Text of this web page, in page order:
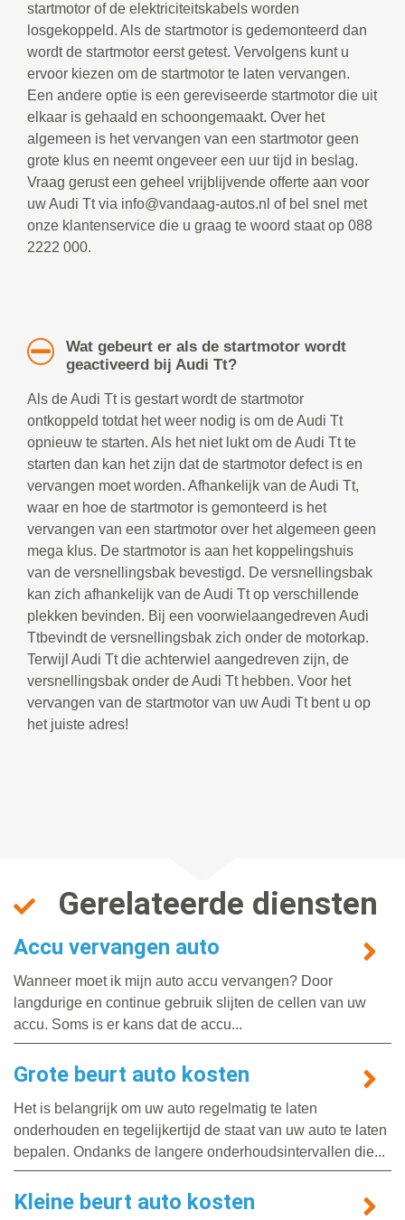
startmotor of de elektriciteitskabels worden
losgekoppeld. Als de startmotor is gedemonteerd dan
wordt de startmotor eerst getest. Vervolgens kunt u
ervoor kiezen om de startmotor te laten vervangen.
Een andere optie is een gereviseerde startmotor die uit
elkaar is gehaald en schoongemaakt. Over het
algemeen is het vervangen van een startmotor geen
grote klus en neemt ongeveer een uur tijd in beslag.
Vraag gerust een geheel vrijblijvende offerte aan voor
uw Audi Tt via info@vandaag-autos.nl of bel snel met
onze klantenservice die u graag te woord staat op 088
2222 000.
Wat gebeurt er als de startmotor wordt
geactiveerd bij Audi Tt?
Als de Audi Tt is gestart wordt de startmotor
ontkoppeld totdat het weer nodig is om de Audi Tt
opnieuw te starten. Als het niet lukt om de Audi Tt te
starten dan kan het zijn dat de startmotor defect is en
vervangen moet worden. Afhankelijk van de Audi Tt,
waar en hoe de startmotor is gemonteerd is het
vervangen van een startmotor over het algemeen geen
mega klus. De startmotor is aan het koppelingshuis
van de versnellingsbak bevestigd. De versnellingsbak
kan zich afhankelijk van de Audi Tt op verschillende
plekken bevinden. Bij een voorwielaangedreven Audi
Ttbevindt de versnellingsbak zich onder de motorkap.
Terwijl Audi Tt die achterwiel aangedreven zijn, de
versnellingsbak onder de Audi Tt hebben. Voor het
vervangen van de startmotor van uw Audi Tt bent u op
het juiste adres!
Gerelateerde diensten
Accu vervangen auto
Wanneer moet ik mijn auto accu vervangen? Door
langdurige en continue gebruik slijten de cellen van uw
accu. Soms is er kans dat de accu...
Grote beurt auto kosten
Het is belangrijk om uw auto regelmatig te laten
onderhouden en tegelijkertijd de staat van uw auto te laten
bepalen. Ondanks de langere onderhoudsintervallen die...
Kleine beurt auto kosten